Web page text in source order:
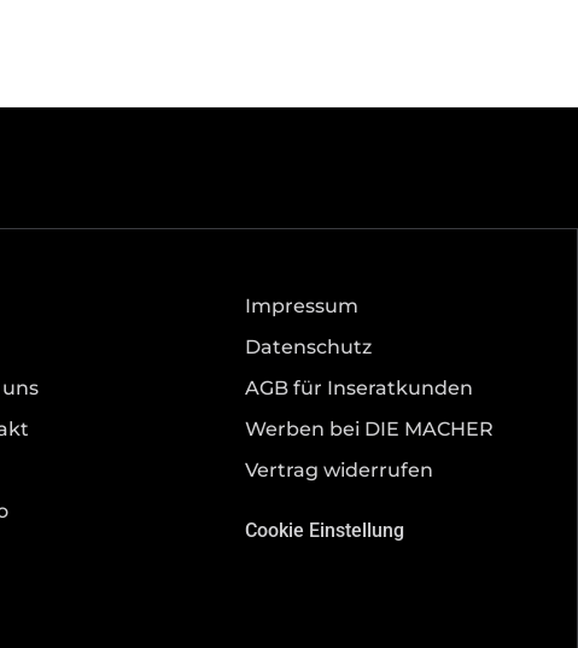
Impressum
Datenschutz
AGB für Inseratkunden
Werben bei DIE MACHER
Vertrag widerrufen
Cookie Einstellung